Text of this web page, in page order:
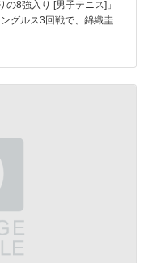
の8強入り [男子テニス]」
グルス3回戦で、錦織圭